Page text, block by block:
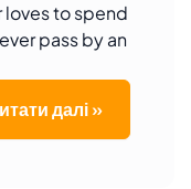
to spend
pass by an
далі »